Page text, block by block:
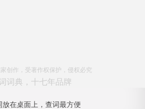
创作，受著作权保护，侵权必究
词典，十七年品牌
放在桌面上，查词最方便